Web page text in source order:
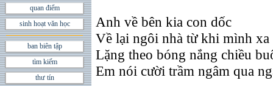
quan điểm
sinh hoạt văn học
ban biên tập
tìm kiếm
thư tín
Anh về bên kia con dốc
Về lại ngôi nhà từ khi mình xa
Lặng theo bóng nắng chiều
Em nói cười trầm ngâm qua